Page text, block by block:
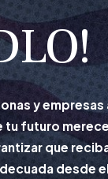
y
futuro
que
desde